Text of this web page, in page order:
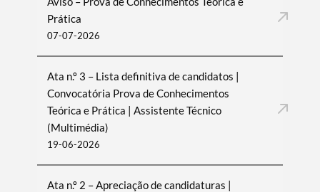
Prática
07-07-2026
Ata n.º 3 – Lista definitiva de candidatos |
Convocatória Prova de Conhecimentos
Teórica e Prática | Assistente Técnico
(Multimédia)
19-06-2026
Ata n.º 2 – Apreciação de candidaturas |